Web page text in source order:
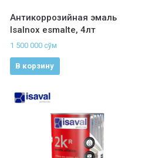
Антикоррозийная эмаль
Isalnox esmalte, 4лт
1 500 000 сўм
В корзину